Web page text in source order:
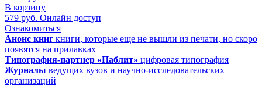
В корзину
579 руб. Онлайн доступ
Ознакомиться
Анонс книг книги, которые еще не вышли из печати, но скоро
появятся на прилавках
Типография-партнер «Паблит» цифровая типография
Журналы ведущих вузов и научно-исследовательских
организаций